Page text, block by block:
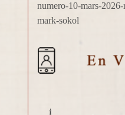
numero-10-mars-
mark-sokol